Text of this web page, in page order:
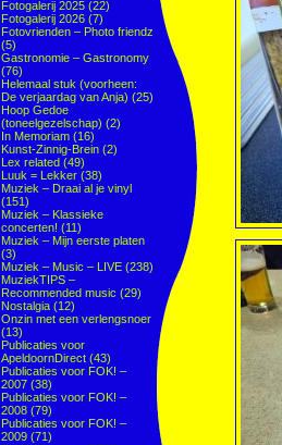
Fotogalerij 2025 (22)
Fotogalerij 2026 (7)
Fotovrienden – Photo friendz
(5)
Gastronomie – Gastronomy
(76)
Helemaal stuk (voorheen:
De verjaardag van Anja) (25)
Hoop Gedoe
(toneelgezelschap) (2)
In Memoriam (16)
Kunst-Zinnig-Brein (2)
Lex related (49)
Luuk = Lekker (38)
Muziek – Draai al je vinyl
(151)
Muziek – Klassieke
concerten! (11)
Muziek – Mijn eerste platen
(3)
Muziek – Music – LIVE (238)
MuziekTIPS –
Recommended music (29)
Nostalgia (12)
Onzin met een verlengsnoer
(13)
Publicaties voor
ApeldoornDirect (43)
Publicaties voor FOK! –
2007 (38)
Publicaties voor FOK! –
2008 (79)
Publicaties voor FOK! –
2009 (71)